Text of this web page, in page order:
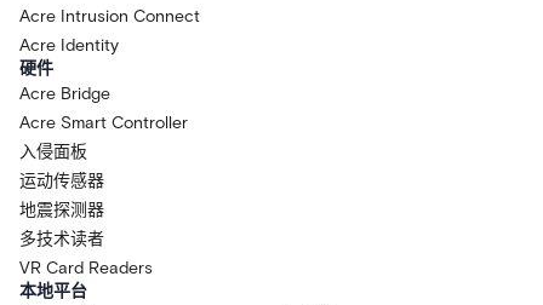
Acre Intrusion Connect
Acre Identity
硬件
Acre Bridge
Acre Smart Controller
入侵面板
运动传感器
地震探测器
多技术读者
VR Card Readers
本地平台